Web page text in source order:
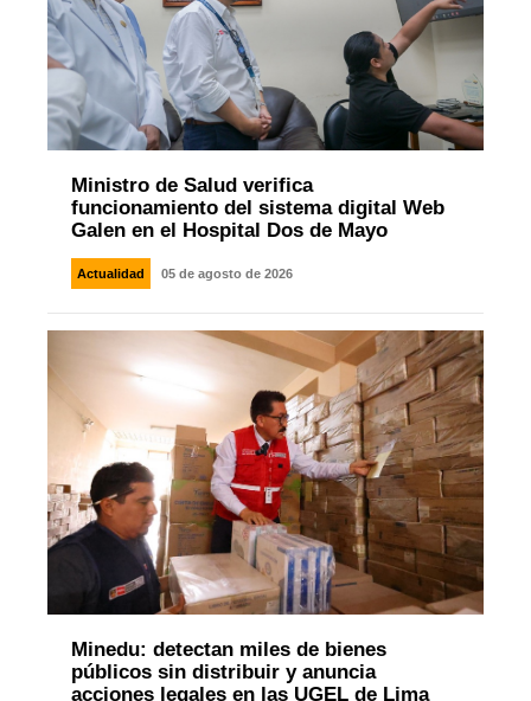
Ministro de Salud verifica
funcionamiento del sistema digital Web
Galen en el Hospital Dos de Mayo
Actualidad 05 de agosto de 2026
Minedu: detectan miles de bienes
públicos sin distribuir y anuncia
acciones legales en las UGEL de Lima